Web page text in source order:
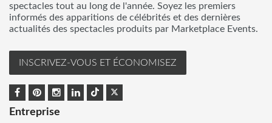
spectacles tout au long de l'année. Soyez les premiers
informés des apparitions de célébrités et des dernières
actualités des spectacles produits par Marketplace Events.
INSCRIVEZ-VOUS ET ÉCONOMISEZ
Entreprise